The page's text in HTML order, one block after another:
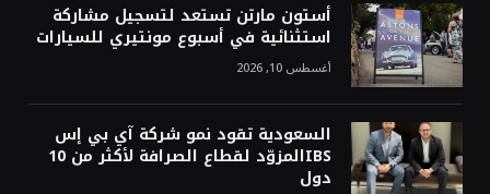
أستون مارتن تستعد لتسجيل مشاركة
استثنائية في أسبوع مونتيري للسيارات
أغسطس 10, 2026
السعودية تقود نمو شركة آي بي إس
IBSالمزوّد لقطاع الصرافة لأكثر من 10
دول